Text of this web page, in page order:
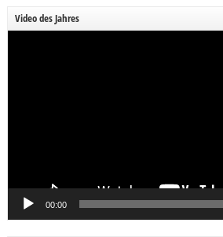
Video des Jahres
00:00